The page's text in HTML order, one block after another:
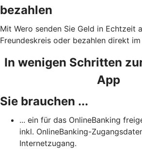
bezahlen
Mit Wero senden Sie Geld in Echtzeit
Freundeskreis oder bezahlen direkt
In wenigen Schritten
App
Sie brauchen ...
... ein für das OnlineBanking
inkl. OnlineBanking-
Internetzugang.